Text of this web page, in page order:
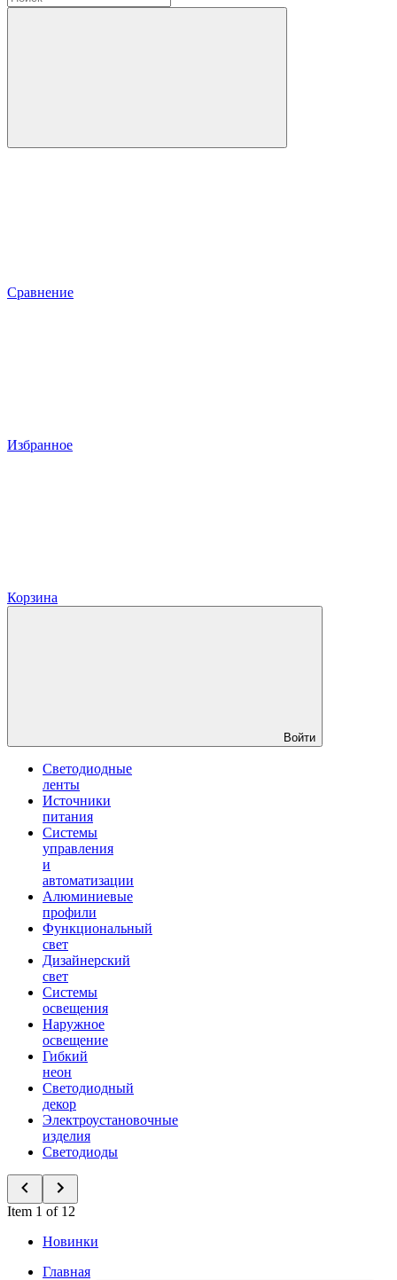
Сравнение
Избранное
Корзина
Войти
Светодиодные
ленты
Источники
питания
Системы
управления
и
автоматизации
Алюминиевые
профили
Функциональный
свет
Дизайнерский
свет
Системы
освещения
Наружное
освещение
Гибкий
неон
Светодиодный
декор
Электроустановочные
изделия
Светодиоды
Item 1 of 12
Новинки
Главная